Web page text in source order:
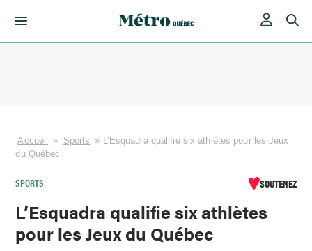
Accueil » Sports » L’Esquadra qualifie six athlètes pour les Jeux
du Québec
SPORTS SOUTENEZ
L’Esquadra qualifie six athlètes
pour les Jeux du Québec